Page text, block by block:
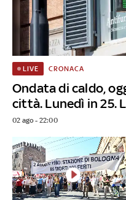
Ondata di caldo,
città. Lunedì in 25.
LIVE CRONACA
02 ago - 22:00